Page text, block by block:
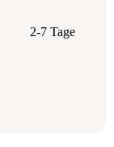
2-7 Tage